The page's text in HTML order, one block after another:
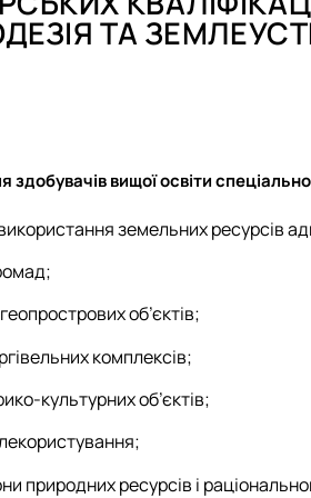
Електронне
картографічні вишукування…
ТА
вищої освіти
земельних ресурсів
об’єктів;
комплексів;
культурних об’єктів;
природних ресурсів і